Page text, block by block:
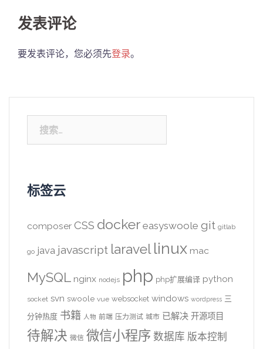
发表评论
要发表评论，您必须先登录。
索：
标签云
composer CSS docker easyswoole git gitlab
go java javascript laravel linux mac
MySQL nginx nodejs php php扩展编译 python
socket svn swoole vue websocket windows wordpress 三
分钟热度 书籍 人物 前端 压力测试 城市 已解决 开源项目
待解决 微信 微信小程序 数据库 版本控制